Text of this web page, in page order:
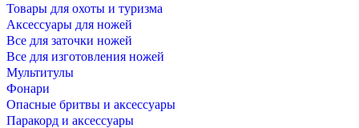
Товары для охоты и туризма
Аксессуары для ножей
Все для заточки ножей
Все для изготовления ножей
Мультитулы
Фонари
Опасные бритвы и аксессуары
Паракорд и аксессуары